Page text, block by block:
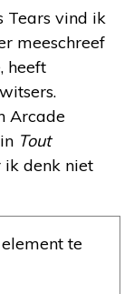
Tears vind ik
meeschreef
heeft
Arcade
Tout
ik denk niet
te